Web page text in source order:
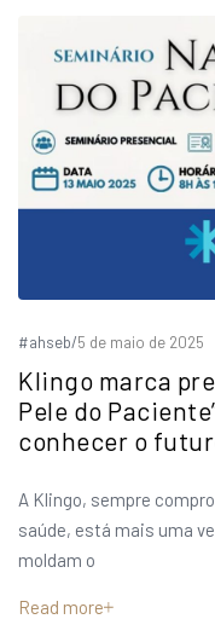
#ahseb/5 de maio de 2025
Klingo marca
Pele do
conhecer o
A Klingo, sempre
saúde, está mais uma
moldam o
Read more